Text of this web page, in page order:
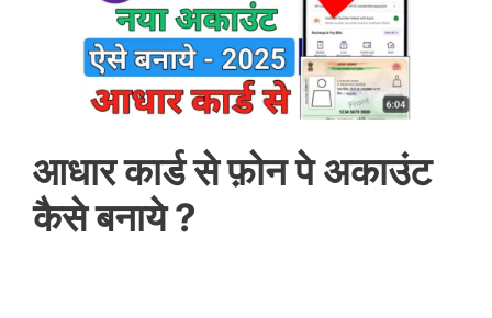
आधार कार्ड से फ़ोन पे अकाउंट
कैसे बनाये ?